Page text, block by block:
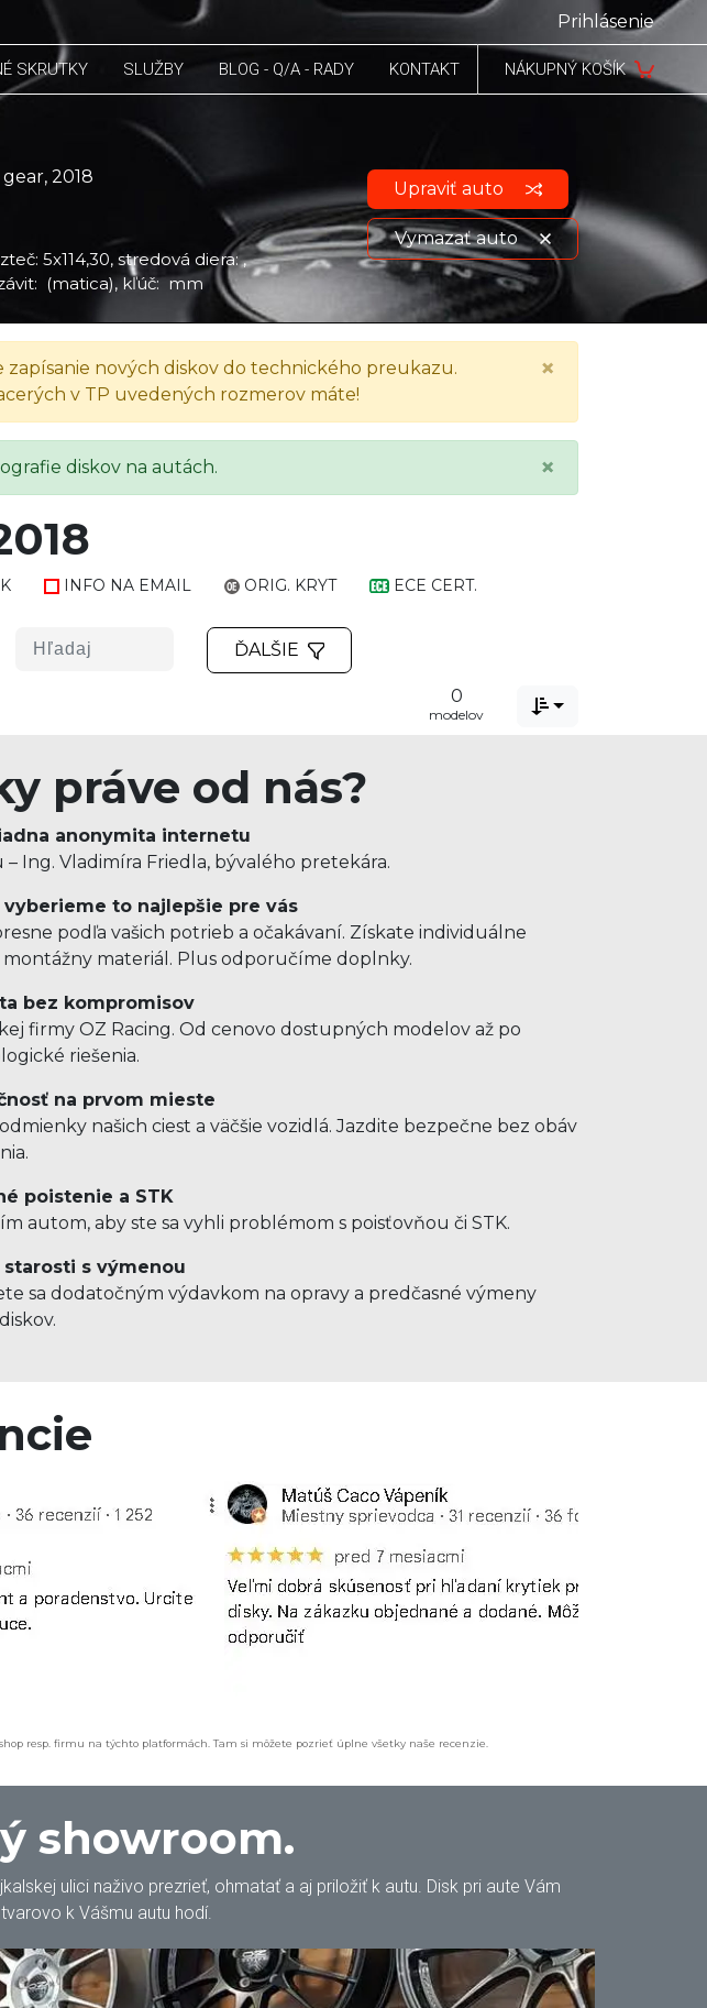
Prihlásenie
SKRUTKY SLUŽBY BLOG - Q/A - RADY KONTAKT NÁKUPNÝ KOŠÍK
2018
5x114,30, stredová diera: ,
(matica), kľúč: mm
Upraviť auto
Vymazať auto
Zobraziť údaje o vozidle
nových diskov do technického preukazu.
v TP uvedených rozmerov máte!
×
diskov na autách. ×
INFO NA EMAIL ORIG. KRYT ECE CERT.
ĎALŠIE
0
modelov 
práve od nás?
anonymita internetu
Ing. Vladimíra Friedla, bývalého pretekára.
to najlepšie pre vás
podľa vašich potrieb a očakávaní. Získate individuálne
materiál. Plus odporučíme doplnky.
bez kompromisov
firmy OZ Racing. Od cenovo dostupných modelov až po
riešenia.
na prvom mieste
našich ciest a väčšie vozidlá. Jazdite bezpečne bez obáv
poistenie a STK
autom, aby ste sa vyhli problémom s poisťovňou či STK.
s výmenou
sa dodatočným výdavkom na opravy a predčasné výmeny
resp. firmu na týchto platformách. Tam si môžete pozrieť úplne všetky naše recenzie.
showroom.
ulici naživo prezrieť, ohmatať a aj priložiť k autu. Disk pri aute Vám
k Vášmu autu hodí.